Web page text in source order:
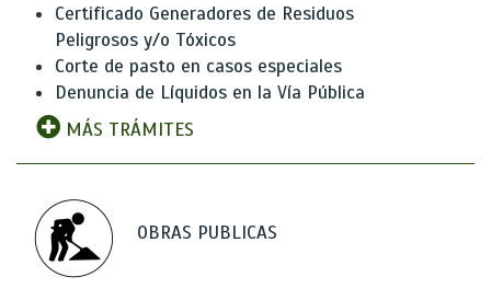
Certificado Generadores de Residuos
Peligrosos y/o Tóxicos
Corte de pasto en casos especiales
Denuncia de Líquidos en la Vía Pública
MÁS TRÁMITES
OBRAS PUBLICAS